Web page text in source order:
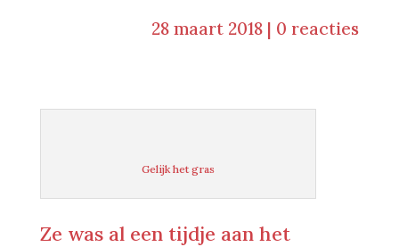
28 maart 2018 | 0 reacties
Gelijk het gras
Ze was al een tijdje aan het